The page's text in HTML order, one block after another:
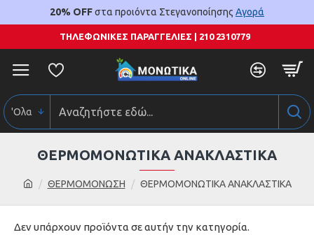
20% OFFστα προιόντα Στεγανοποίησης Αγορά
ΤΗΛΕΦΩΝΙΚΕΣ ΠΑΡΑΓΓΕΛΙΕΣ | 210 2310779
'Ολα
ΘΕΡΜΟΜΟΝΩΣΗ ΘΕΡΜΟΜΟΝΩΤΙΚΑ ΑΝΑΚΛΑΣΤΙΚΑ
ΘΕΡΜΟΜΟΝΩΤΙΚΑ ΑΝΑΚΛΑΣΤΙΚΑ
Δεν υπάρχουν προϊόντα σε αυτήν την κατηγορία.